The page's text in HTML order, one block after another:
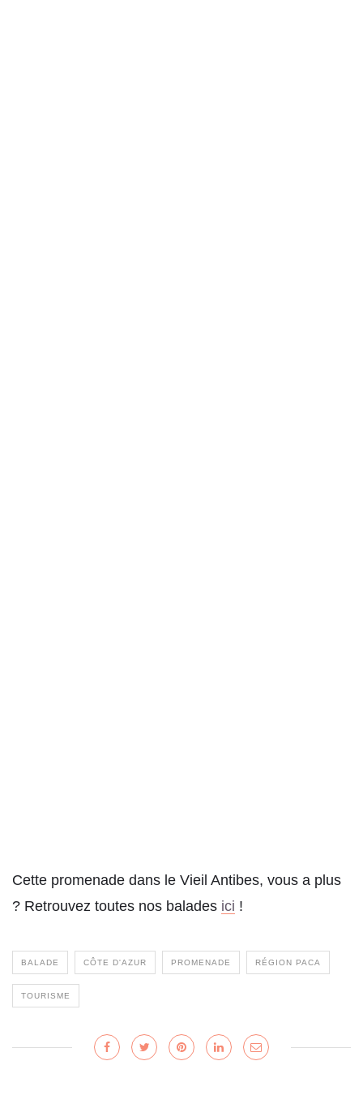
Cette promenade dans le Vieil Antibes, vous a plus
? Retrouvez toutes nos balades ici !
BALADE CÔTE D'AZUR PROMENADE RÉGION PACA
TOURISME